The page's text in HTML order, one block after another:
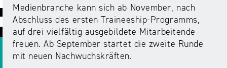
Intermediäre
Europa
Day
Laut-
und-
#äsch-
Tecks
Förderungen
und
Ausschreibungen
Rechtsgrundlagen
Medienbranche kann sich ab November, nach
Abschluss des ersten Traineeship-Programms,
auf drei vielfältig ausgebildete Mitarbeitende
freuen. Ab September startet die zweite Runde
mit neuen Nachwuchskräften.